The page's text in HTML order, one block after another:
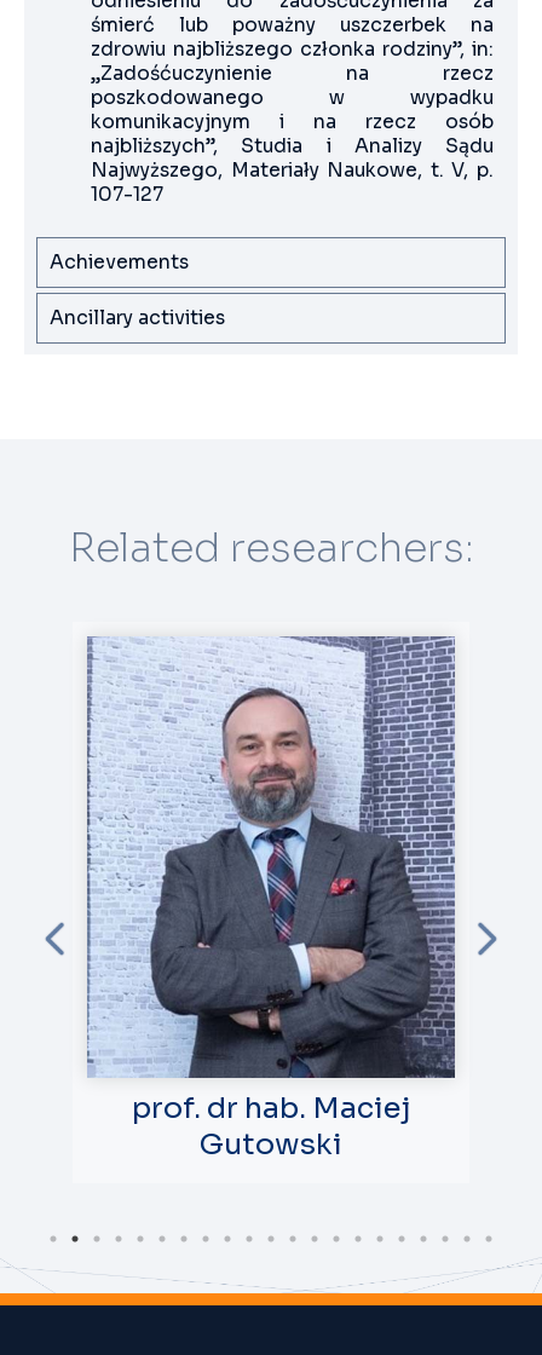
śmierć lub poważny uszczerbek na
zdrowiu najbliższego członka rodziny”, in:
„Zadośćuczynienie na rzecz
poszkodowanego w wypadku
komunikacyjnym i na rzecz osób
najbliższych”, Studia i Analizy Sądu
Najwyższego, Materiały Naukowe, t. V, p.
107-127
Achievements
Ancillary activities
Related researchers:
prof. dr hab. Joanna
Haberko